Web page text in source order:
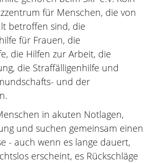
für Menschen, die von
betroffen sind, die
für Frauen, die
die Hilfen zur Arbeit, die
die Straffälligenhilfe und
und der
in akuten Notlagen,
und suchen gemeinsam einen
- auch wenn es lange dauert,
erscheint, es Rückschläge